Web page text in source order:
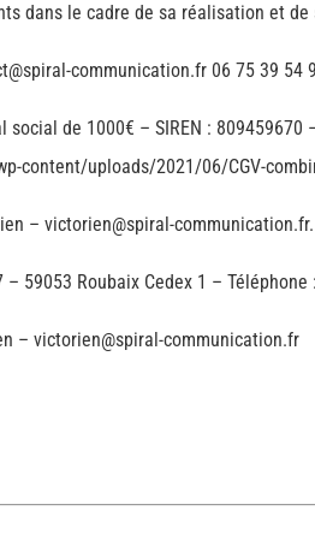
dans le cadre de sa réalisation et de
communication.fr 06 75 39
social de 1000€ – SIREN :
content/uploads/2021/06/CGV-
– victorien@spiral-communication.fr.
59053 Roubaix Cedex 1 – Téléphone
– victorien@spiral-communication.fr